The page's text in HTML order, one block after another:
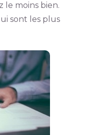
le moins bien.
sont les plus